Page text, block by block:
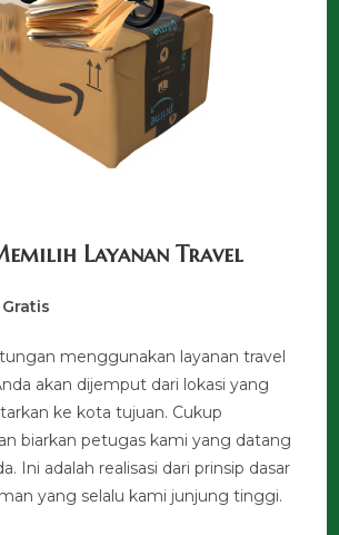
Layanan Travel
menggunakan layanan travel
akan dijemput dari lokasi yang
ke kota tujuan. Cukup
biarkan petugas kami yang datang
Ini adalah realisasi dari prinsip dasar
yang selalu kami junjung tinggi.